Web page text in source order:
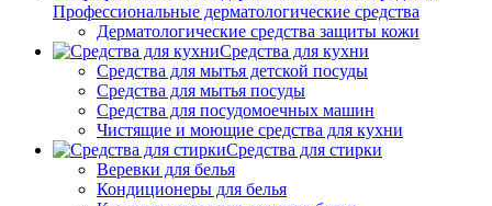
Профессиональные дерматологические средства
Дерматологические средства защиты кожи
Средства для кухни
Средства для мытья детской посуды
Средства для мытья посуды
Средства для посудомоечных машин
Чистящие и моющие средства для кухни
Средства для стирки
Веревки для белья
Кондиционеры для белья